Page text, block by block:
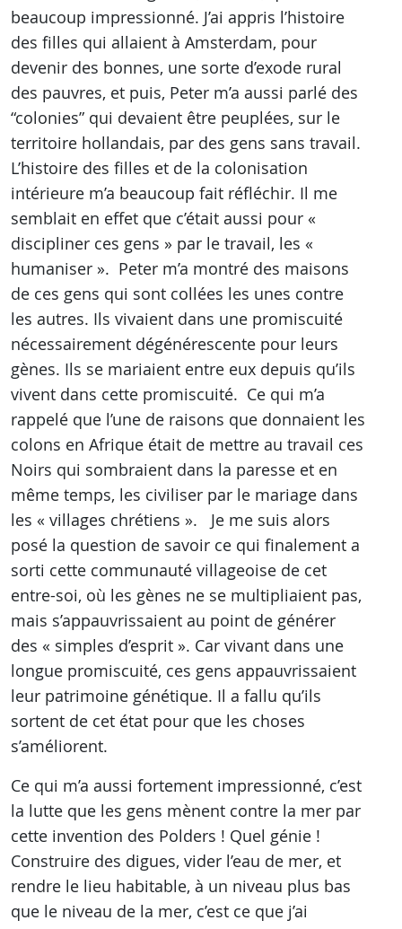
beaucoup impressionné. J’ai appris l’histoire
des filles qui allaient à Amsterdam, pour
devenir des bonnes, une sorte d’exode rural
des pauvres, et puis, Peter m’a aussi parlé des
“colonies” qui devaient être peuplées, sur le
territoire hollandais, par des gens sans travail.
L’histoire des filles et de la colonisation
intérieure m’a beaucoup fait réfléchir. Il me
semblait en effet que c’était aussi pour «
discipliner ces gens » par le travail, les «
humaniser ». Peter m’a montré des maisons
de ces gens qui sont collées les unes contre
les autres. Ils vivaient dans une promiscuité
nécessairement dégénérescente pour leurs
gènes. Ils se mariaient entre eux depuis qu’ils
vivent dans cette promiscuité. Ce qui m’a
rappelé que l’une de raisons que donnaient les
colons en Afrique était de mettre au travail ces
Noirs qui sombraient dans la paresse et en
même temps, les civiliser par le mariage dans
les « villages chrétiens ». Je me suis alors
posé la question de savoir ce qui finalement a
sorti cette communauté villageoise de cet
entre-soi, où les gènes ne se multipliaient pas,
mais s’appauvrissaient au point de générer
des « simples d’esprit ». Car vivant dans une
longue promiscuité, ces gens appauvrissaient
leur patrimoine génétique. Il a fallu qu’ils
sortent de cet état pour que les choses
s’améliorent.
Ce qui m’a aussi fortement impressionné, c’est
la lutte que les gens mènent contre la mer par
cette invention des Polders ! Quel génie !
Construire des digues, vider l’eau de mer, et
rendre le lieu habitable, à un niveau plus bas
que le niveau de la mer, c’est ce que j’ai